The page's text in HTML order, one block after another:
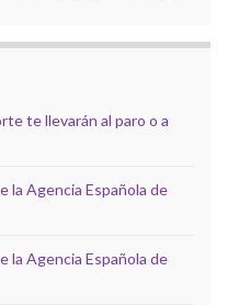
te llevarán al paro o a
la Agencia Española de
la Agencia Española de